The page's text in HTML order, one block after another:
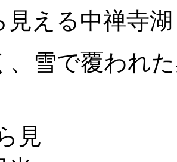
見える中禅寺湖
、雪で覆われ